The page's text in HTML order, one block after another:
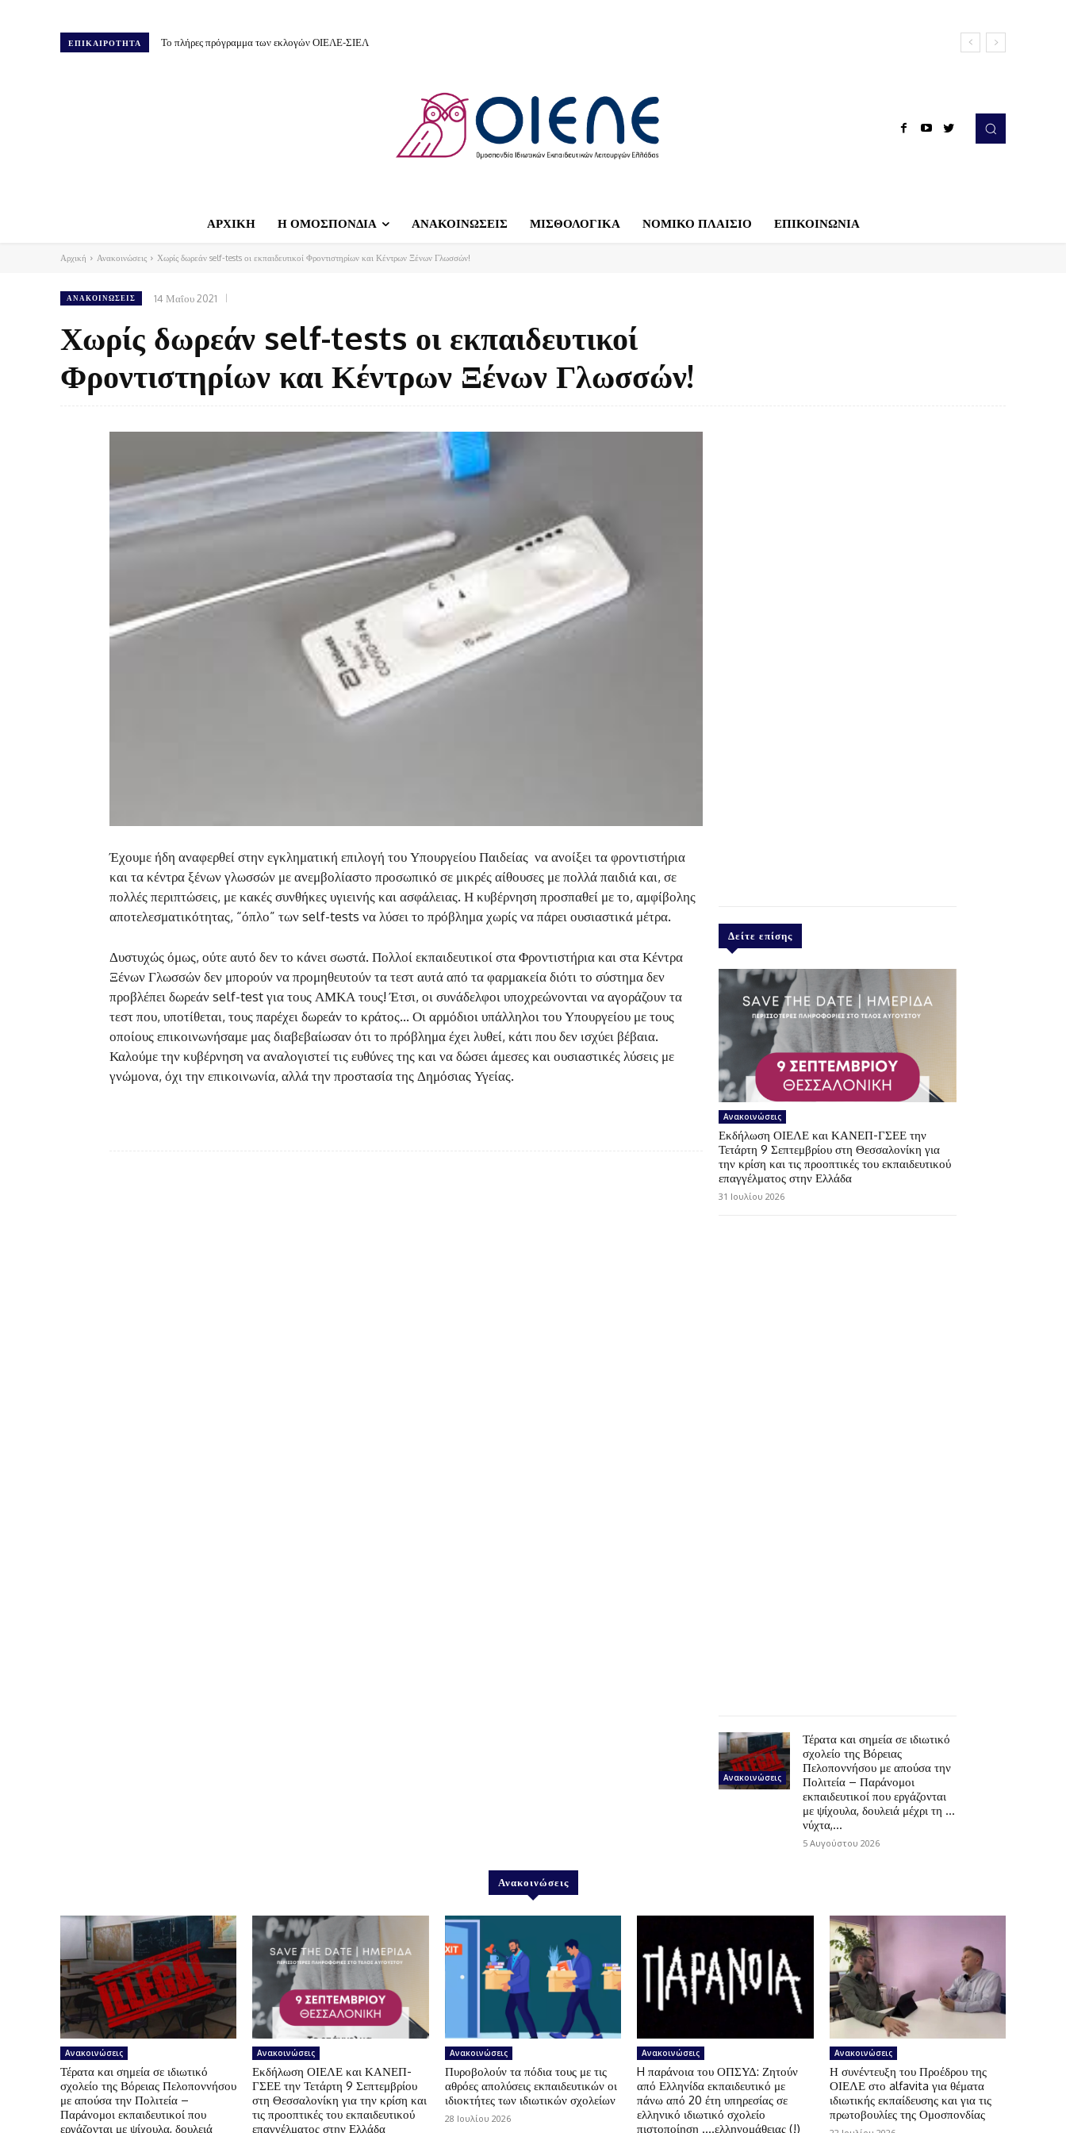
ΕΠΙΚΑΙΡΟΤΗΤΑ Το πλήρες πρόγραμμα των εκλογών ΟΙΕΛΕ-ΣΙΕΛ
ΑΡΧΙΚΗ Η ΟΜΟΣΠΟΝΔΙΑ ΑΝΑΚΟΙΝΩΣΕΙΣ ΜΙΣΘΟΛΟΓΙΚΑ ΝΟΜΙΚΟ ΠΛΑΙΣΙΟ ΕΠΙΚΟΙΝΩΝΙΑ
Αρχική Ανακοινώσεις Χωρίς δωρεάν self-tests οι εκπαιδευτικοί Φροντιστηρίων και Κέντρων Ξένων Γλωσσών!
ΑΝΑΚΟΙΝΏΣΕΙΣ 14 Μαΐου 2021
Χωρίς δωρεάν self-tests οι εκπαιδευτικοί
Φροντιστηρίων και Κέντρων Ξένων Γλωσσών!
Έχουμε ήδη αναφερθεί στην εγκληματική επιλογή του Υπουργείου Παιδείας να ανοίξει τα φροντιστήρια
και τα κέντρα ξένων γλωσσών με ανεμβολίαστο προσωπικό σε μικρές αίθουσες με πολλά παιδιά και, σε
πολλές περιπτώσεις, με κακές συνθήκες υγιεινής και ασφάλειας. Η κυβέρνηση προσπαθεί με το, αμφίβολης
αποτελεσματικότητας, “όπλο” των self-tests να λύσει το πρόβλημα χωρίς να πάρει ουσιαστικά μέτρα.
Δυστυχώς όμως, ούτε αυτό δεν το κάνει σωστά. Πολλοί εκπαιδευτικοί στα Φροντιστήρια και στα Κέντρα
Ξένων Γλωσσών δεν μπορούν να προμηθευτούν τα τεστ αυτά από τα φαρμακεία διότι το σύστημα δεν
προβλέπει δωρεάν self-test για τους ΑΜΚΑ τους! Έτσι, οι συνάδελφοι υποχρεώνονται να αγοράζουν τα
τεστ που, υποτίθεται, τους παρέχει δωρεάν το κράτος… Οι αρμόδιοι υπάλληλοι του Υπουργείου με τους
οποίους επικοινωνήσαμε μας διαβεβαίωσαν ότι το πρόβλημα έχει λυθεί, κάτι που δεν ισχύει βέβαια.
Καλούμε την κυβέρνηση να αναλογιστεί τις ευθύνες της και να δώσει άμεσες και ουσιαστικές λύσεις με
γνώμονα, όχι την επικοινωνία, αλλά την προστασία της Δημόσιας Υγείας.
Δείτε επίσης
Ανακοινώσεις
Εκδήλωση ΟΙΕΛΕ και ΚΑΝΕΠ-ΓΣΕΕ την
Τετάρτη 9 Σεπτεμβρίου στη Θεσσαλονίκη για
την κρίση και τις προοπτικές του εκπαιδευτικού
επαγγέλματος στην Ελλάδα
31 Ιουλίου 2026
Ανακοινώσεις
Τέρατα και σημεία σε ιδιωτικό
σχολείο της Βόρειας
Πελοποννήσου με απούσα την
Πολιτεία – Παράνομοι
εκπαιδευτικοί που εργάζονται
με ψίχουλα, δουλειά μέχρι τη …
νύχτα,...
5 Αυγούστου 2026
Ανακοινώσεις
Ανακοινώσεις
Τέρατα και σημεία σε ιδιωτικό
σχολείο της Βόρειας Πελοποννήσου
με απούσα την Πολιτεία –
Παράνομοι εκπαιδευτικοί που
εργάζονται με ψίχουλα, δουλειά
Ανακοινώσεις
Εκδήλωση ΟΙΕΛΕ και ΚΑΝΕΠ-
ΓΣΕΕ την Τετάρτη 9 Σεπτεμβρίου
στη Θεσσαλονίκη για την κρίση και
τις προοπτικές του εκπαιδευτικού
επαγγέλματος στην Ελλάδα
Ανακοινώσεις
Πυροβολούν τα πόδια τους με τις
αθρόες απολύσεις εκπαιδευτικών οι
ιδιοκτήτες των ιδιωτικών σχολείων
28 Ιουλίου 2026
Ανακοινώσεις
H παράνοια του ΟΠΣΥΔ: Ζητούν
από Ελληνίδα εκπαιδευτικό με
πάνω από 20 έτη υπηρεσίας σε
ελληνικό ιδιωτικό σχολείο
πιστοποίηση ….ελληνομάθειας (!)
Ανακοινώσεις
Η συνέντευξη του Προέδρου της
ΟΙΕΛΕ στο alfavita για θέματα
ιδιωτικής εκπαίδευσης και για τις
πρωτοβουλίες της Ομοσπονδίας